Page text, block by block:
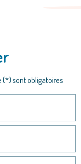
(*) sont obligatoires